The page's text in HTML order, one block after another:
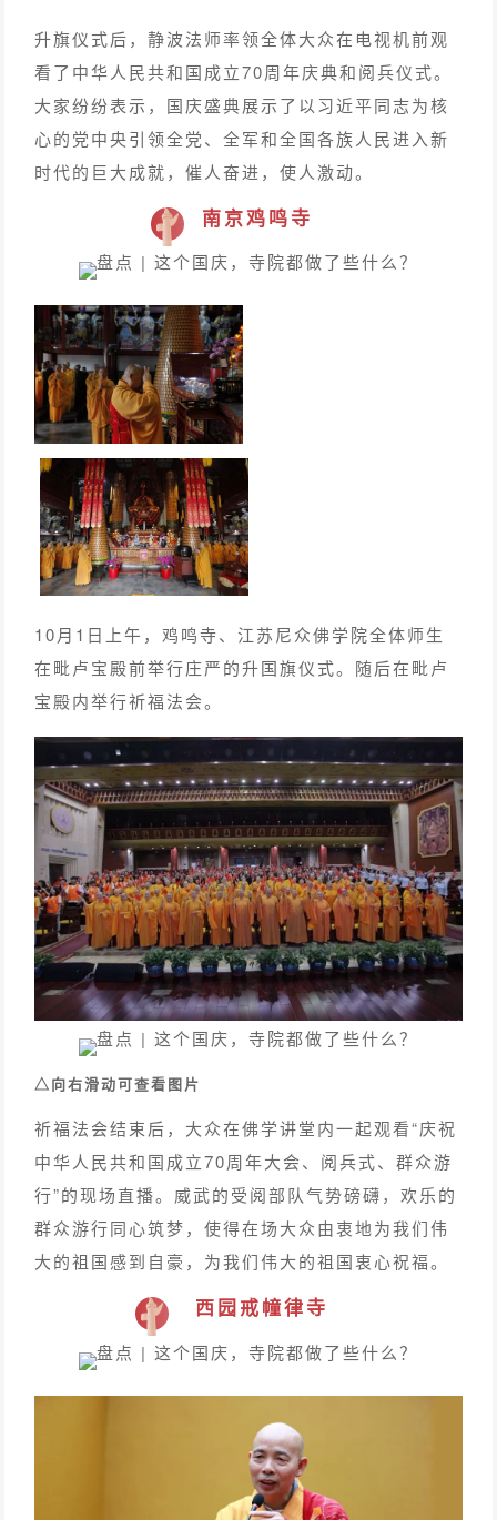
升旗仪式后，静波法师率领全体大众在电视机前观
看了中华人民共和国成立70周年庆典和阅兵仪式。
大家纷纷表示，国庆盛典展示了以习近平同志为核
心的党中央引领全党、全军和全国各族人民进入新
时代的巨大成就，催人奋进，使人激动。
南京鸡鸣寺
10月1日上午，鸡鸣寺、江苏尼众佛学院全体师生
在毗卢宝殿前举行庄严的升国旗仪式。随后在毗卢
宝殿内举行祈福法会。
△向右滑动可查看图片
祈福法会结束后，大众在佛学讲堂内一起观看“庆祝
中华人民共和国成立70周年大会、阅兵式、群众游
行”的现场直播。威武的受阅部队气势磅礴，欢乐的
群众游行同心筑梦，使得在场大众由衷地为我们伟
大的祖国感到自豪，为我们伟大的祖国衷心祝福。
西园戒幢律寺